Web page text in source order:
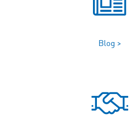
Blog >